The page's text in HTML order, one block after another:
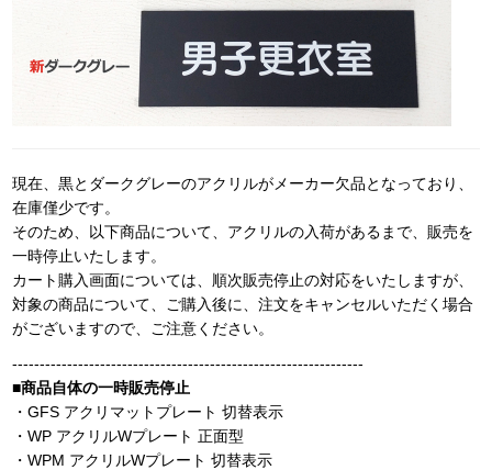
現在、黒とダークグレーのアクリルがメーカー欠品となっており、
在庫僅少です。
そのため、以下商品について、アクリルの入荷があるまで、販売を
一時停止いたします。
カート購入画面については、順次販売停止の対応をいたしますが、
対象の商品について、ご購入後に、注文をキャンセルいただく場合
がございますので、ご注意ください。
----------------------------------------------------------------
■商品自体の一時販売停止
・GFS アクリマットプレート 切替表示
・WP アクリルWプレート 正面型
・WPM アクリルWプレート 切替表示